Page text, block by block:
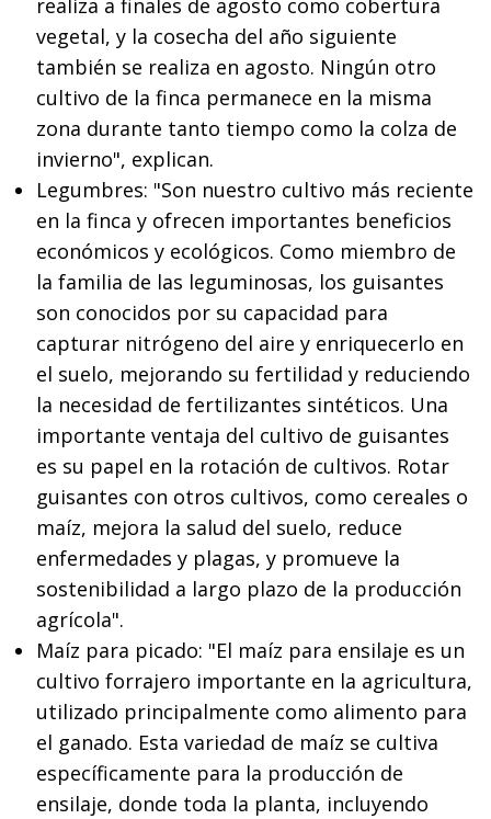
realiza a finales de agosto como cobertura
vegetal, y la cosecha del año siguiente
también se realiza en agosto. Ningún otro
cultivo de la finca permanece en la misma
zona durante tanto tiempo como la colza de
invierno", explican.
Legumbres: "Son nuestro cultivo más reciente
en la finca y ofrecen importantes beneficios
económicos y ecológicos. Como miembro de
la familia de las leguminosas, los guisantes
son conocidos por su capacidad para
capturar nitrógeno del aire y enriquecerlo en
el suelo, mejorando su fertilidad y reduciendo
la necesidad de fertilizantes sintéticos. Una
importante ventaja del cultivo de guisantes
es su papel en la rotación de cultivos. Rotar
guisantes con otros cultivos, como cereales o
maíz, mejora la salud del suelo, reduce
enfermedades y plagas, y promueve la
sostenibilidad a largo plazo de la producción
agrícola".
Maíz para picado: "El maíz para ensilaje es un
cultivo forrajero importante en la agricultura,
utilizado principalmente como alimento para
el ganado. Esta variedad de maíz se cultiva
específicamente para la producción de
ensilaje, donde toda la planta, incluyendo